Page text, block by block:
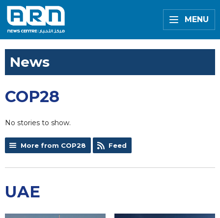
MENU
News
COP28
No stories to show.
More from COP28 Feed
UAE